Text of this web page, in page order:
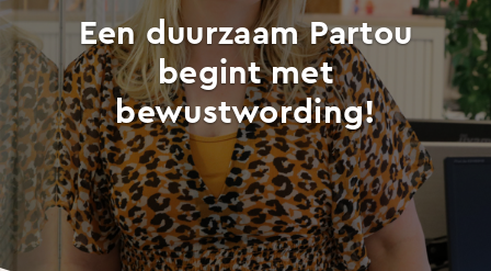
Een duurzaam Partou
begint met
bewustwording!